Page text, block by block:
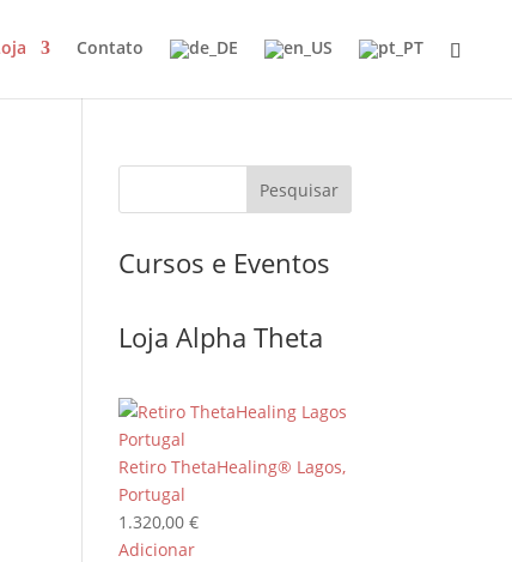
Contato
Cursos e Eventos
Loja Alpha Theta
Retiro ThetaHealing® Lagos,
Portugal
1.320,00€
Adicionar